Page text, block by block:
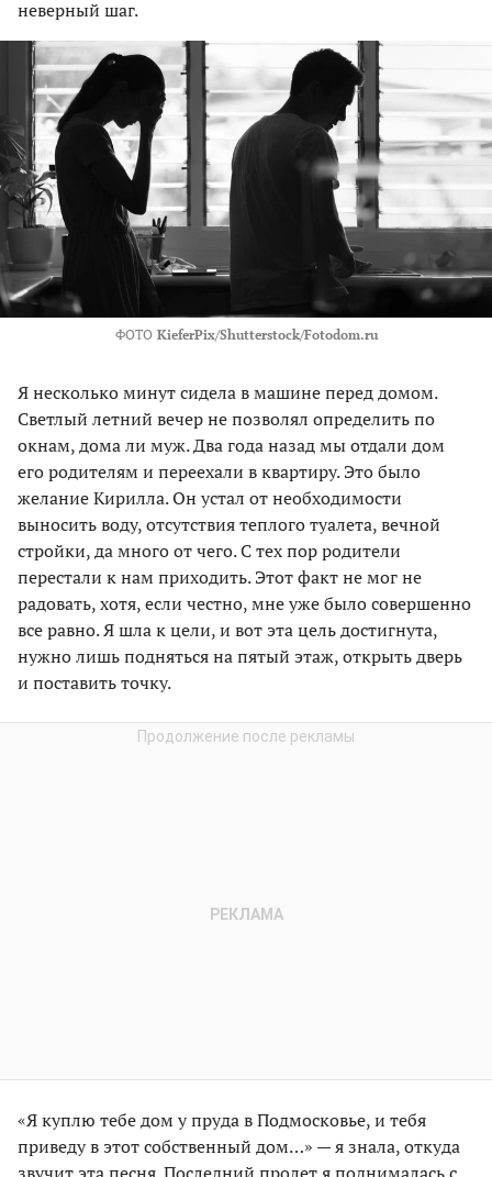
неверный шаг.
ФОТО KieferPix/Shutterstock/Fotodom.ru
Я несколько минут сидела в машине перед домом.
Светлый летний вечер не позволял определить по
окнам, дома ли муж. Два года назад мы отдали дом
его родителям и переехали в квартиру. Это было
желание Кирилла. Он устал от необходимости
выносить воду, отсутствия теплого туалета, вечной
стройки, да много от чего. С тех пор родители
перестали к нам приходить. Этот факт не мог не
радовать, хотя, если честно, мне уже было совершенно
все равно. Я шла к цели, и вот эта цель достигнута,
нужно лишь подняться на пятый этаж, открыть дверь
и поставить точку.
«Я куплю тебе дом у пруда в Подмосковье, и тебя
приведу в этот собственный дом…» — я знала, откуда
звучит эта песня. Последний пролет я поднималась с